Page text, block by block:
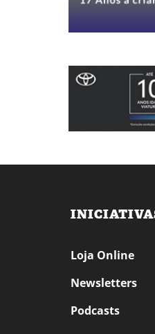
Loja Online
Newsletters
Podcasts